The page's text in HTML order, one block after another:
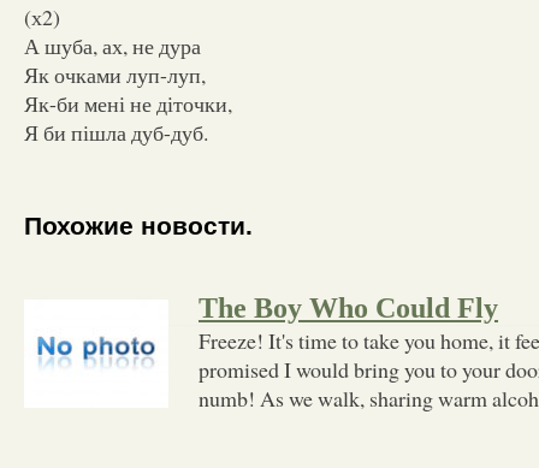
(х2)
А шуба, ах, не дура
Як очками луп-луп,
Як-би мені не діточки,
Я би пішла дуб-дуб.
Похожие новости.
The Boy Who Could Fly
Freeze! It's time to take you home, it
promised I would bring you to your
numb! As we walk, sharing warm